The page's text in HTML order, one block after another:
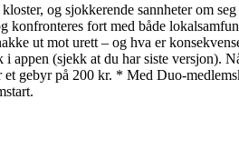
og sjokkerende sannheter om
fort med både
ut mot urett – og hva er
appen (sjekk at du har siste
på 200 kr. * Med Duo-